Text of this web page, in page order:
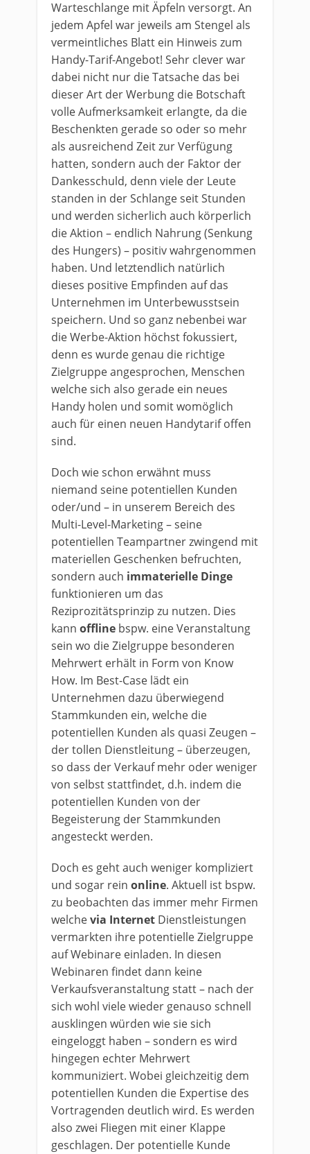
Warteschlange mit Äpfeln versorgt. An
jedem Apfel war jeweils am Stengel als
vermeintliches Blatt ein Hinweis zum
Handy-Tarif-Angebot! Sehr clever war
dabei nicht nur die Tatsache das bei
dieser Art der Werbung die Botschaft
volle Aufmerksamkeit erlangte, da die
Beschenkten gerade so oder so mehr
als ausreichend Zeit zur Verfügung
hatten, sondern auch der Faktor der
Dankesschuld, denn viele der Leute
standen in der Schlange seit Stunden
und werden sicherlich auch körperlich
die Aktion – endlich Nahrung (Senkung
des Hungers) – positiv wahrgenommen
haben. Und letztendlich natürlich
dieses positive Empfinden auf das
Unternehmen im Unterbewusstsein
speichern. Und so ganz nebenbei war
die Werbe-Aktion höchst fokussiert,
denn es wurde genau die richtige
Zielgruppe angesprochen, Menschen
welche sich also gerade ein neues
Handy holen und somit womöglich
auch für einen neuen Handytarif offen
sind.
Doch wie schon erwähnt muss
niemand seine potentiellen Kunden
oder/und – in unserem Bereich des
Multi-Level-Marketing – seine
potentiellen Teampartner zwingend mit
materiellen Geschenken befruchten,
sondern auch immaterielle Dinge
funktionieren um das
Reziprozitätsprinzip zu nutzen. Dies
kann offline bspw. eine Veranstaltung
sein wo die Zielgruppe besonderen
Mehrwert erhält in Form von Know
How. Im Best-Case lädt ein
Unternehmen dazu überwiegend
Stammkunden ein, welche die
potentiellen Kunden als quasi Zeugen –
der tollen Dienstleitung – überzeugen,
so dass der Verkauf mehr oder weniger
von selbst stattfindet, d.h. indem die
potentiellen Kunden von der
Begeisterung der Stammkunden
angesteckt werden.
Doch es geht auch weniger kompliziert
und sogar rein online. Aktuell ist bspw.
zu beobachten das immer mehr Firmen
welchevia Internet Dienstleistungen
vermarkten ihre potentielle Zielgruppe
auf Webinare einladen. In diesen
Webinaren findet dann keine
Verkaufsveranstaltung statt – nach der
sich wohl viele wieder genauso schnell
ausklingen würden wie sie sich
eingeloggt haben – sondern es wird
hingegen echter Mehrwert
kommuniziert. Wobei gleichzeitig dem
potentiellen Kunden die Expertise des
Vortragenden deutlich wird. Es werden
also zwei Fliegen mit einer Klappe
geschlagen. Der potentielle Kunde